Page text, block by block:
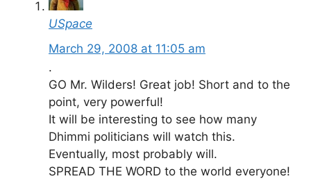
USpace
March 29, 2008 at 11:05 am
.
GO Mr. Wilders! Great job! Short and to the
point, very powerful!
It will be interesting to see how many
Dhimmi politicians will watch this.
Eventually, most probably will.
SPREAD THE WORD to the world everyone!